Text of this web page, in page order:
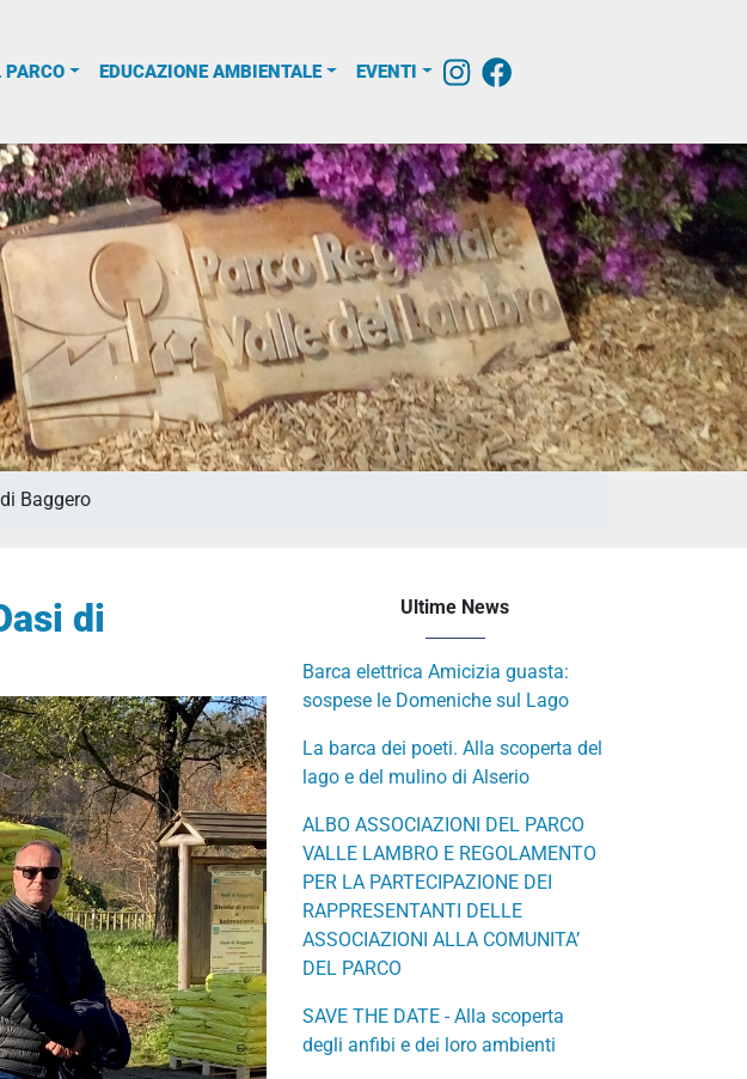
PARCO EDUCAZIONE AMBIENTALE EVENTI
Baggero
di
Ultime News
Barca elettrica Amicizia guasta:
sospese le Domeniche sul Lago
La barca dei poeti. Alla scoperta del
lago e del mulino di Alserio
ALBO ASSOCIAZIONI DEL PARCO
VALLE LAMBRO E REGOLAMENTO
PER LA PARTECIPAZIONE DEI
RAPPRESENTANTI DELLE
ASSOCIAZIONI ALLA COMUNITA’
DEL PARCO
SAVE THE DATE - Alla scoperta
degli anfibi e dei loro ambienti